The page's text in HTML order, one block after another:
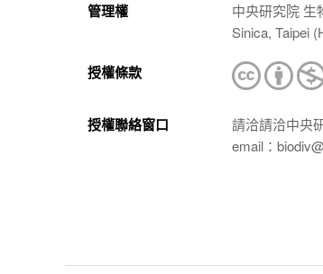
管理權
中央研究院 生
Sinica, Taipei
授權條款
授權聯絡窗口
請洽請洽中央
email：